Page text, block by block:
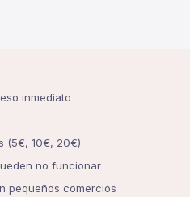
inmediato
(5€, 10€, 20€)
no funcionar
pequeños comercios